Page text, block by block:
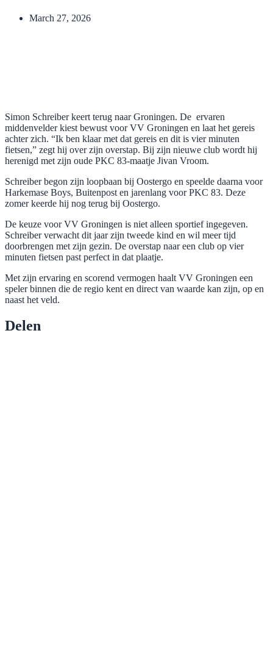
March 27, 2026
Simon Schreiber keert terug naar Groningen. De ervaren
middenvelder kiest bewust voor VV Groningen en laat het gereis
achter zich. “Ik ben klaar met dat gereis en dit is vier minuten
fietsen,” zegt hij over zijn overstap. Bij zijn nieuwe club wordt hij
herenigd met zijn oude PKC 83-maatje Jivan Vroom.
Schreiber begon zijn loopbaan bij Oostergo en speelde daarna voor
Harkemase Boys, Buitenpost en jarenlang voor PKC 83. Deze
zomer keerde hij nog terug bij Oostergo.
De keuze voor VV Groningen is niet alleen sportief ingegeven.
Schreiber verwacht dit jaar zijn tweede kind en wil meer tijd
doorbrengen met zijn gezin. De overstap naar een club op vier
minuten fietsen past perfect in dat plaatje.
Met zijn ervaring en scorend vermogen haalt VV Groningen een
speler binnen die de regio kent en direct van waarde kan zijn, op en
naast het veld.
Delen